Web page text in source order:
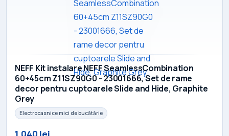
NEFF Kit instalare NEFF SeamlessCombination
60+45cm Z11SZ90G0 - 23001666, Set de rame
decor pentru cuptoarele Slide and Hide, Graphite
Grey
Electrocasnice mici de bucătărie
1.040 lei